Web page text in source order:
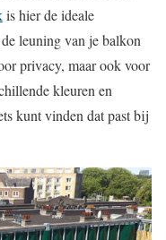
is hier de ideale
leuning van je balkon
privacy, maar ook voor
kleuren en
kunt vinden dat past bij